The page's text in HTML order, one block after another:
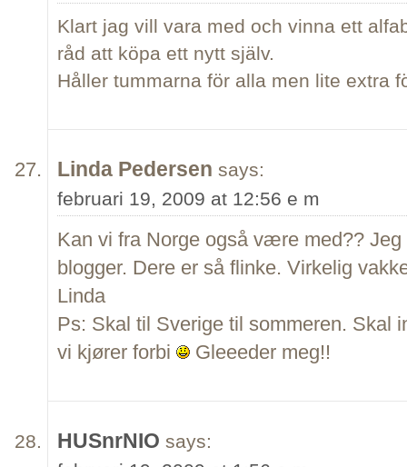
Klart jag vill vara med och vinna ett
råd att köpa ett nytt själv.
Håller tummarna för alla men lite extra
Linda Pedersen says:
februari 19, 2009 at 12:56 e m
Kan vi fra Norge også være med??
blogger. Dere er så flinke. Virkelig
Linda
Ps: Skal til Sverige til sommeren. Skal
vi kjører forbi
Gleeeder meg!!
HUSnrNIO says: